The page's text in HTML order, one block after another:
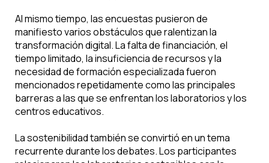
Al mismo tiempo, las encuestas pusieron de
manifiesto varios obstáculos que ralentizan la
transformación digital. La falta de financiación, el
tiempo limitado, la insuficiencia de recursos y la
necesidad de formación especializada fueron
mencionados repetidamente como las principales
barreras a las que se enfrentan los laboratorios y los
centros educativos.
La sostenibilidad también se convirtió en un tema
recurrente durante los debates. Los participantes